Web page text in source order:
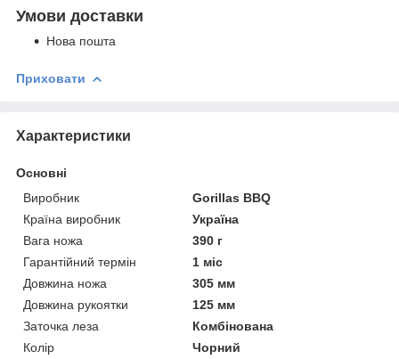
Умови доставки
Нова пошта
Приховати
Характеристики
Основні
Виробник
Gorillas BBQ
Країна виробник
Україна
Вага ножа
390 г
Гарантійний термін
1 міс
Довжина ножа
305 мм
Довжина рукоятки
125 мм
Заточка леза
Комбінована
Колір
Чорний